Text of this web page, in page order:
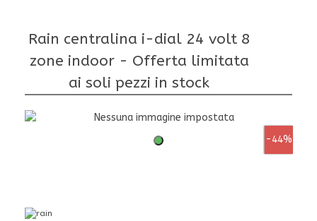
Rain centralina i-dial 24 volt 8
zone indoor - Offerta limitata
ai soli pezzi in stock
-44%